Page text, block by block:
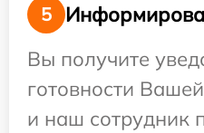
5
Вы получите
готовности
и наш сотрудник